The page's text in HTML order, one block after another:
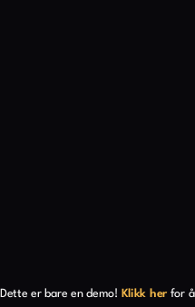
Dette er bare en demo! Klikk herfor å